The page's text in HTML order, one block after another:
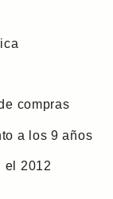
compras
a los 9 años
el 2012